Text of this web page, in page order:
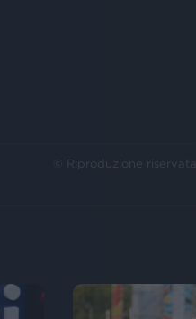
© Riproduzione riservata